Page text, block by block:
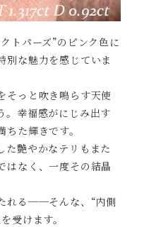
トパーズ”のピンク色に
別な魅力を感じていま
そっと吹き鳴らす天使
。幸福感がにじみ出す
た輝きです。
た艶やかなテリもまた
はなく、一度その結晶
れる──そんな、“内側
受けます。